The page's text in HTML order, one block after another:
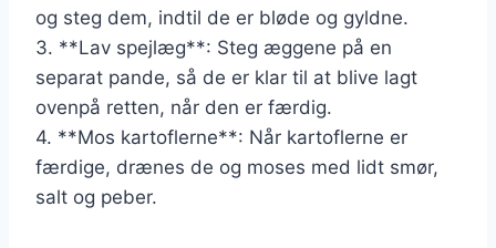
og steg dem, indtil de er bløde og gyldne.
3. **Lav spejlæg**: Steg æggene på en
separat pande, så de er klar til at blive lagt
ovenpå retten, når den er færdig.
4. **Mos kartoflerne**: Når kartoflerne er
færdige, drænes de og moses med lidt smør,
salt og peber.